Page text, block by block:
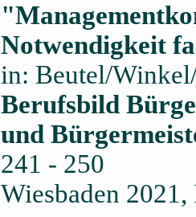
Notwendigkeit
in: Beutel/
Berufsbild
und
241 - 250
Wiesbaden